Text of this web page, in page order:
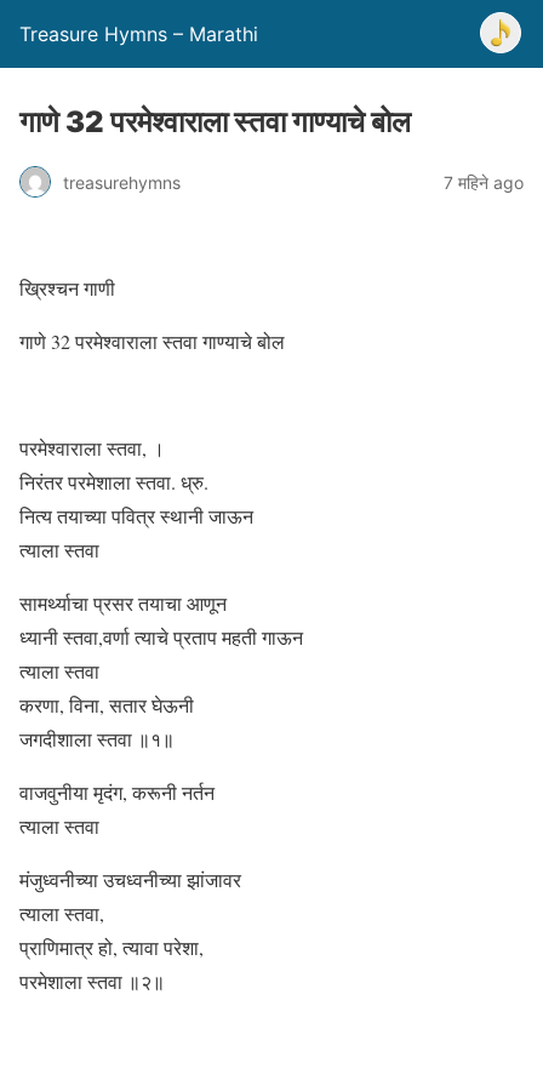
Treasure Hymns – Marathi
गाणे 32 परमेश्वाराला स्तवा गाण्याचे बोल
treasurehymns 7 महिने ago
ख्रिश्चन गाणी
गाणे 32 परमेश्वाराला स्तवा गाण्याचे बोल
परमेश्वाराला स्तवा, ।
निरंतर परमेशाला स्तवा. ध्रु.
नित्य तयाच्या पवित्र स्थानी जाऊन
त्याला स्तवा
सामर्थ्याचा प्रसर तयाचा आणून
ध्यानी स्तवा,वर्णा त्याचे प्रताप महती गाऊन
त्याला स्तवा
करणा, विना, सतार घेऊनी
जगदीशाला स्तवा ॥१॥
वाजवुनीया मृदंग, करूनी नर्तन
त्याला स्तवा
मंजुध्वनीच्या उचध्वनीच्या झांजावर
त्याला स्तवा,
प्राणिमात्र हो, त्यावा परेशा,
परमेशाला स्तवा ॥२॥